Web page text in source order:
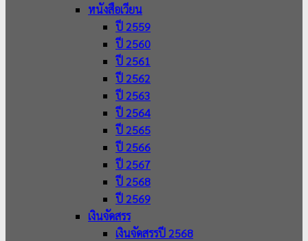
หนังสือเวียน
ปี 2559
ปี 2560
ปี 2561
ปี 2562
ปี 2563
ปี 2564
ปี 2565
ปี 2566
ปี 2567
ปี 2568
ปี 2569
เงินจัดสรร
เงินจัดสรรปี 2568